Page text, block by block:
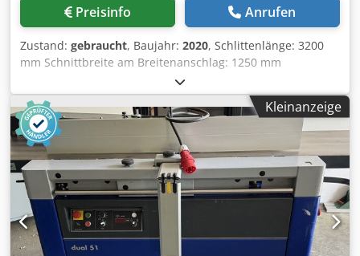
Preisinfo Anrufen
Zustand: gebraucht, Baujahr: 2020, Schlittenlänge: 3200
mm Schnittbreite am Breitenanschlag: 1250 mm
Schnittbreite am Ablänganschlag: 3200 mm Schnittiefe:
120 mm Vorritzer: ja Höhenverstellung Sägeblatt:
elektrisch Schwenkverstellung Sägeblatt: elektrisch
Verstellung Breitenanschlag: manuell Verstellung
Ablänganschlag: manuell Dkjdpfx Aszq Dcuoc Uer Anzeige
Sägeblatt Winkel: Digitalanzeige Anzeige Schnitthöhe: -
Anzeige Breitenanschlag: scala Anzeige Ablänglineal: Scala
Sägeblattdurchmesser: 400mm Drehzahlen: 3
Motorleistung: 5,5kW Absauganschluss: 80 und 120mm
Maschinenlänge: 3200mm Maschinenbreite: 2200mm
Gewicht: 800 kg
Kleinanzeige